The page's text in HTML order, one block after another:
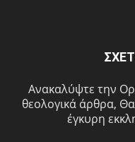
Ανακαλύψτε την
θεολογικά άρθρα,
έγκυρη